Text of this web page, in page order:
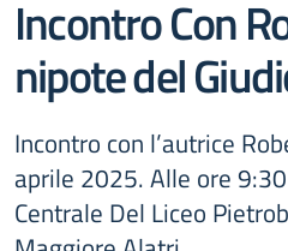
Incontro Con
nipote del
Incontro con l’autrice
aprile 2025. Alle ore
Centrale Del Liceo